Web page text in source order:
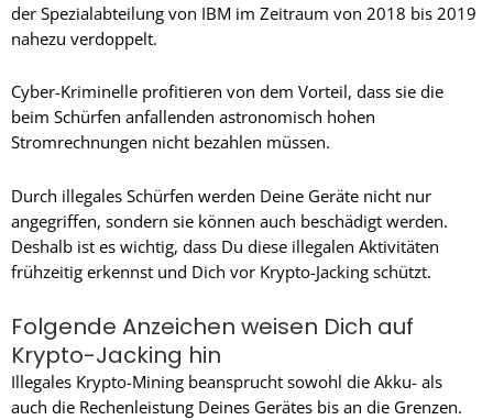
der Spezialabteilung von IBM im Zeitraum von 2018 bis 2019
nahezu verdoppelt.
Cyber-Kriminelle profitieren von dem Vorteil, dass sie die
beim Schürfen anfallenden astronomisch hohen
Stromrechnungen nicht bezahlen müssen.
Durch illegales Schürfen werden Deine Geräte nicht nur
angegriffen, sondern sie können auch beschädigt werden.
Deshalb ist es wichtig, dass Du diese illegalen Aktivitäten
frühzeitig erkennst und Dich vor Krypto-Jacking schützt.
Folgende Anzeichen weisen Dich auf
Krypto-Jacking hin
Illegales Krypto-Mining beansprucht sowohl die Akku- als
auch die Rechenleistung Deines Gerätes bis an die Grenzen.